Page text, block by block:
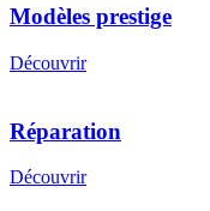
Modèles prestige
Découvrir
Réparation
Découvrir